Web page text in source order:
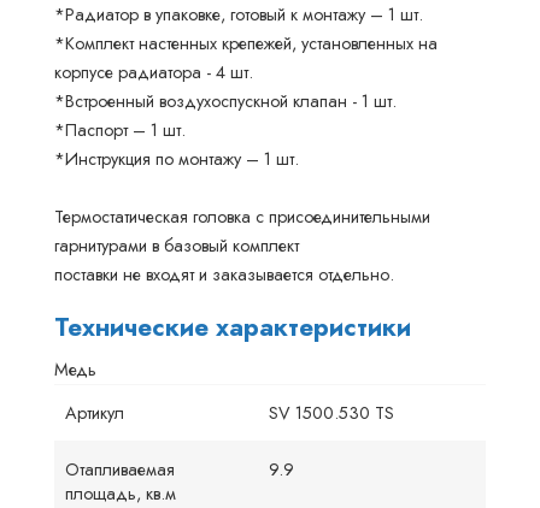
*Радиатор в упаковке, готовый к монтажу – 1 шт.
*Комплект настенных крепежей, установленных на
корпусе радиатора - 4 шт.
*Встроенный воздухоспускной клапан - 1 шт.
*Паспорт – 1 шт.
*Инструкция по монтажу – 1 шт.
Термостатическая головка с присоединительными
гарнитурами в базовый комплект
поставки не входят и заказывается отдельно.
Технические характеристики
Медь
Артикул
SV 1500.530 TS
Отапливаемая
площадь, кв.м
9.9